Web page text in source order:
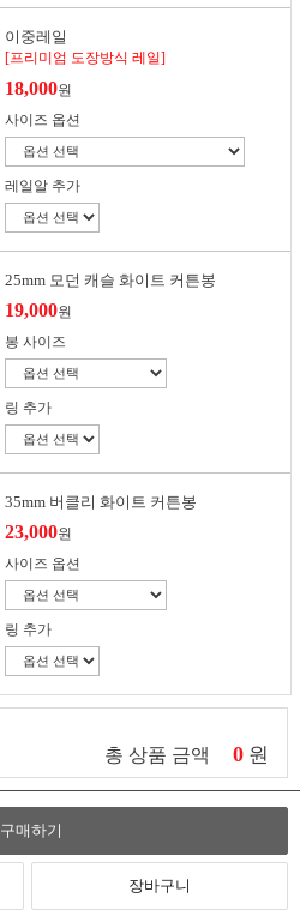
이중레일
[프리미엄 도장방식 레일]
18,000원
사이즈 옵션
레일알 추가
25mm 모던 캐슬 화이트 커튼봉
19,000원
봉 사이즈
링 추가
35mm 버클리 화이트 커튼봉
23,000원
사이즈 옵션
링 추가
총 상품 금액 0 원
구매하기
장바구니